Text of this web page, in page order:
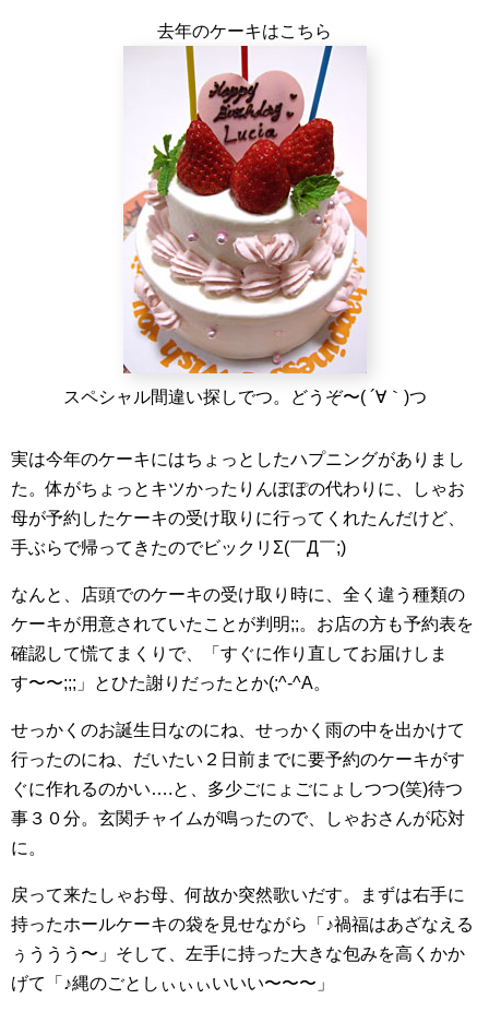
去年のケーキはこちら
スペシャル間違い探しでつ。どうぞ〜( ´∀｀)つ
実は今年のケーキにはちょっとしたハプニングがありまし
た。体がちょっとキツかったりんぽぽの代わりに、しゃお
母が予約したケーキの受け取りに行ってくれたんだけど、
手ぶらで帰ってきたのでビックリΣ(￣Д￣;)
なんと、店頭でのケーキの受け取り時に、全く違う種類の
ケーキが用意されていたことが判明;;。お店の方も予約表を
確認して慌てまくりで、「すぐに作り直してお届けしま
す〜〜;;;」とひた謝りだったとか(;^-^A。
せっかくのお誕生日なのにね、せっかく雨の中を出かけて
行ったのにね、だいたい２日前までに要予約のケーキがす
ぐに作れるのかい….と、多少ごにょごにょしつつ(笑)待つ
事３０分。玄関チャイムが鳴ったので、しゃおさんが応対
に。
戻って来たしゃお母、何故か突然歌いだす。まずは右手に
持ったホールケーキの袋を見せながら「♪禍福はあざなえる
ぅううう〜」そして、左手に持った大きな包みを高くかか
げて「♪縄のごとしぃぃぃいいい〜〜〜」